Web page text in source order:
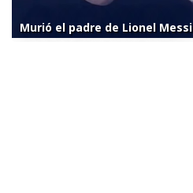
Murió el padre de Lionel Messi